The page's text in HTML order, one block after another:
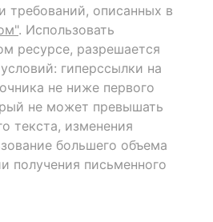
требований, описанных в
. Использовать
ресурсе, разрешается
гиперссылки на
не ниже первого
не может превышать
текста, изменения
большего объема
получения письменного